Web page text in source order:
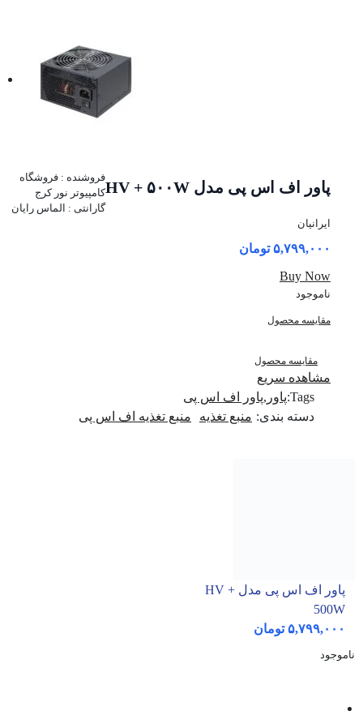
پاور اف اس پی مدل HV + ۵۰۰W
فروشنده : فروشگاه
کامپیوتر نور کرج
گارانتی : الماس رایان
ایرانیان
۵,۷۹۹,۰۰۰ تومان
Buy Now
ناموجود
مقایسه محصول
مقایسه محصول
مشاهده سریع
Tags: پاور ,پاور اف اس پی
دسته بندی: منبع تغذیه منبع تغذیه اف اس پی
پاور اف اس پی مدل HV +
500W
۵,۷۹۹,۰۰۰ تومان
ناموجود